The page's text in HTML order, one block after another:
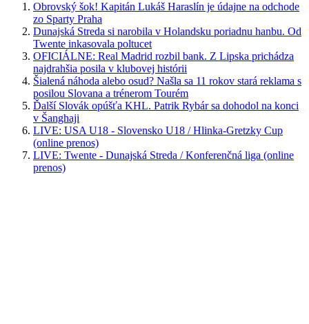
Obrovský šok! Kapitán Lukáš Haraslín je údajne na odchode
zo Sparty Praha
Dunajská Streda si narobila v Holandsku poriadnu hanbu. Od
Twente inkasovala poltucet
OFICIÁLNE: Real Madrid rozbil bank. Z Lipska prichádza
najdrahšia posila v klubovej histórii
Šialená náhoda alebo osud? Našla sa 11 rokov stará reklama s
posilou Slovana a trénerom Tourém
Ďalší Slovák opúšťa KHL. Patrik Rybár sa dohodol na konci
v Šanghaji
LIVE: USA U18 - Slovensko U18 / Hlinka-Gretzky Cup
(online prenos)
LIVE: Twente - Dunajská Streda / Konferenčná liga (online
prenos)